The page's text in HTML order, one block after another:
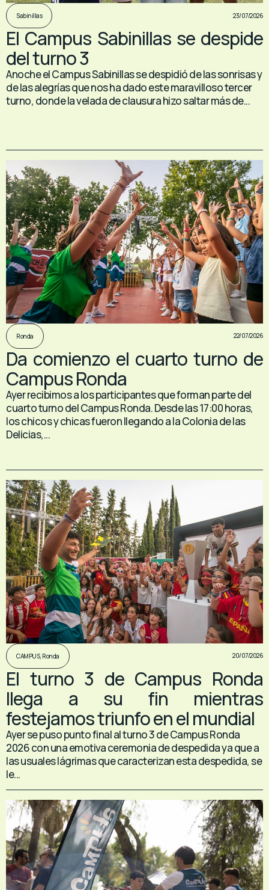
Sabinillas 23/07/2026
El Campus Sabinillas se despide
del turno 3
Anoche el Campus Sabinillas se despidió de las sonrisas y
de las alegrías que nos ha dado este maravilloso tercer
turno, donde la velada de clausura hizo saltar más de...
Ronda 22/07/2026
Da comienzo el cuarto turno de
Campus Ronda
Ayer recibimos a los participantes que forman parte del
cuarto turno del Campus Ronda. Desde las 17:00 horas,
los chicos y chicas fueron llegando a la Colonia de las
Delicias,...
CAMPUS, Ronda 20/07/2026
El turno 3 de Campus Ronda
llega a su fin mientras
festejamos triunfo en el mundial
Ayer se puso punto final al turno 3 de Campus Ronda
2026 con una emotiva ceremonia de despedida ya que a
las usuales lágrimas que caracterizan esta despedida, se
le...